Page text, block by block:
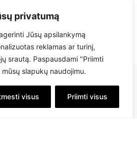
privatumą
Jūsų apsilankymą
reklamas ar turinį,
srautą. Paspausdami "Priimti
slapukų naudojimu.
visus Priimti visus